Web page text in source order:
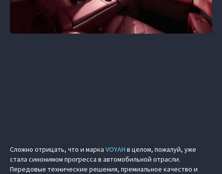
Сложно отрицать, что и марка VOYAH в целом, пожалуй, уже
стала синонимом прогресса в автомобильной отрасли.
Передовые технические решения, премиальное качество и